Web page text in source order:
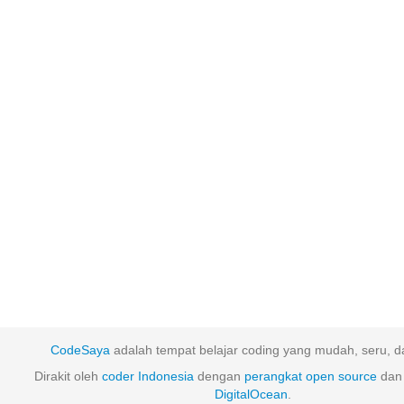
CodeSaya adalah tempat belajar coding yang mudah, seru,
Dirakit oleh coder Indonesia dengan perangkat open source
DigitalOcean